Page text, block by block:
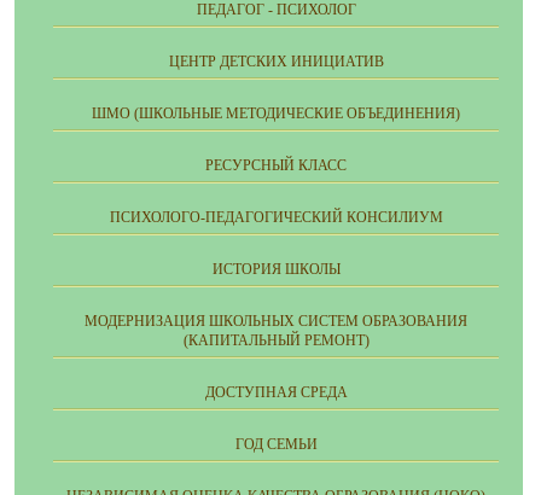
ПЕДАГОГ - ПСИХОЛОГ
ЦЕНТР ДЕТСКИХ ИНИЦИАТИВ
ШМО (ШКОЛЬНЫЕ МЕТОДИЧЕСКИЕ ОБЪЕДИНЕНИЯ)
РЕСУРСНЫЙ КЛАСС
ПСИХОЛОГО-ПЕДАГОГИЧЕСКИЙ КОНСИЛИУМ
ИСТОРИЯ ШКОЛЫ
МОДЕРНИЗАЦИЯ ШКОЛЬНЫХ СИСТЕМ ОБРАЗОВАНИЯ
(КАПИТАЛЬНЫЙ РЕМОНТ)
ДОСТУПНАЯ СРЕДА
ГОД СЕМЬИ